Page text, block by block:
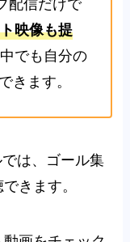
配信だけで
映像も提
でも自分の
きます。
は、 ゴール集
できます。